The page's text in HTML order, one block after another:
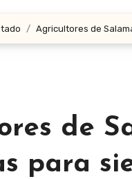
Agricultores de
de
para